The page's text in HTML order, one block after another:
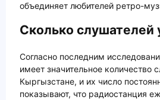
объединяет любителей ретро-
Сколько слушателей
Согласно последним
имеет значительное количество
Кыргызстане, и их число
показывают, что радиостанция